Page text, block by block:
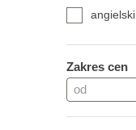
angielski
Zakres cen